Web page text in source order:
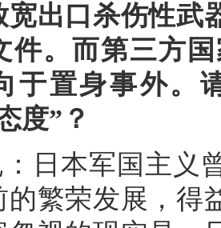
宽出口杀伤性武
件。而第三方
于置身事外。
度”？
日本军国主义
的繁荣发展，得